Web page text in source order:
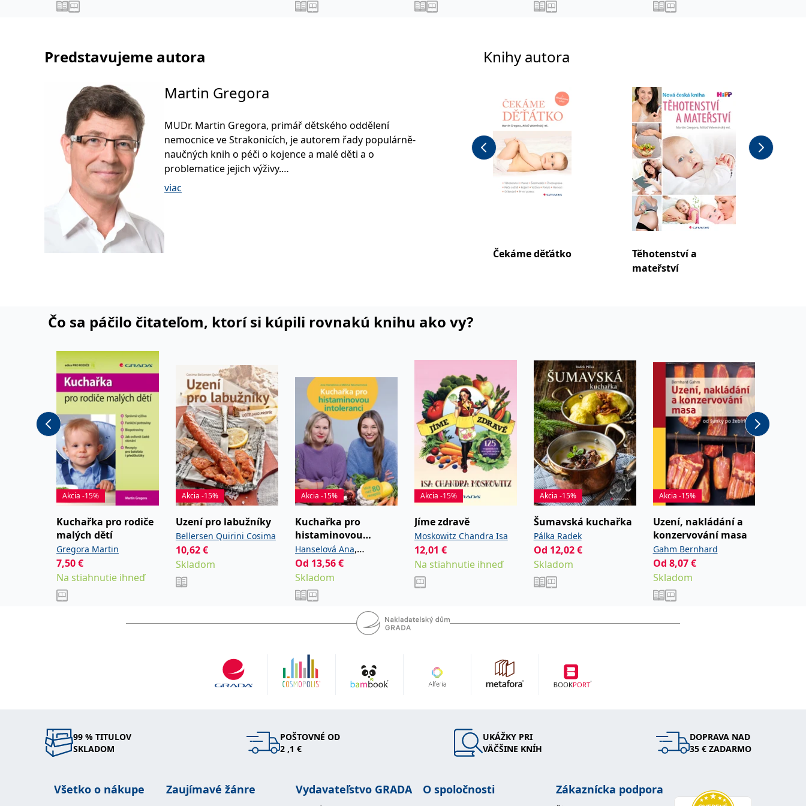
Predstavujeme autora
Martin Gregora
MUDr. Martin Gregora, primář dětského oddělení
nemocnice ve Strakonicích, je autorem řady populárně-
naučných knih o péči o kojence a malé děti a o
problematice jejich výživy.
viac
Knihy autora
Čekáme děťátko
Těhotenství a
mateřství
Čo sa páčilo čitateľom, ktorí si kúpili rovnakú knihu ako vy?
Akcia -15%
Kuchařka pro rodiče
malých dětí
Gregora Martin
7,50€
Na stiahnutie ihneď
Akcia -15%
Uzení pro labužníky
Bellersen Quirini Cosima
10,62€
Skladom
Akcia -15%
Kuchařka pro
histaminovou
intoleranci
Hanselová Ana,
Neumannová Melina
Od 13,56€
Skladom
Akcia -15%
Jíme zdravě
Moskowitz Chandra Isa
12,01 €
Na stiahnutie ihneď
Akcia -15%
Šumavská kuchařka
Pálka Radek
Od 12,02€
Skladom
Akcia -15%
Uzení, nakládání a
konzervování masa
Gahm Bernhard
Od 8,07€
Skladom
99 % TITULOV
SKLADOM
POŠTOVNÉ OD
2 ,1 €
UKÁŽKY PRI
VÄČŠINE KNÍH
DOPRAVA NAD
35 € ZADARMO
Všetko o nákupe Zaujímavé žánre Vydavateľstvo GRADA O spoločnosti Zákaznícka podpora